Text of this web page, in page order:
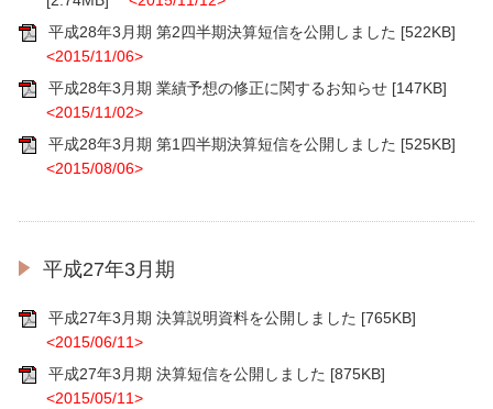
平成28年3月期 第2四半期決算短信を公開しました [522KB]
<2015/11/06>
平成28年3月期 業績予想の修正に関するお知らせ[147KB]
<2015/11/02>
平成28年3月期 第1四半期決算短信を公開しました [525KB]
<2015/08/06>
平成27年3月期
平成27年3月期 決算説明資料を公開しました [765KB]
<2015/06/11>
平成27年3月期 決算短信を公開しました [875KB]
<2015/05/11>